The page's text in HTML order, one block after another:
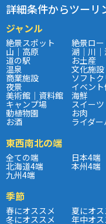
詳細条件からツーリ
ジャンル
絶景スポット 絶景ロー
山｜高原 湖｜川
道の駅 お土産
温泉 文化施設
商業施設 ソフト
夜景 イベン
美術館｜資料館 海鮮
キャンプ場 スイーツ
動植物園 お肉
お酒 ライダー
東西南北の端
全ての端 日本4端
北海道4端 本州4端
九州4端
季節
春にオススメ 夏にオス
冬にオススメ 年中オス